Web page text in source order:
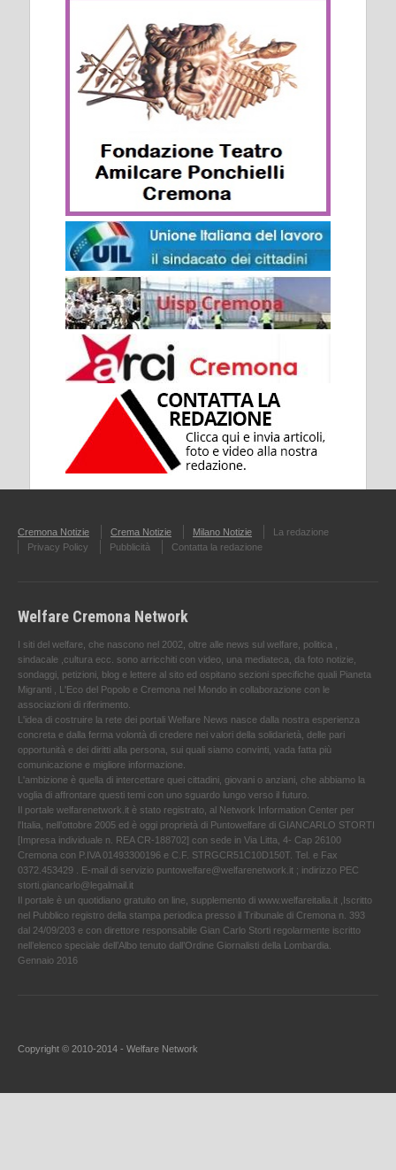
Cremona Notizie Crema Notizie Milano Notizie
La redazione
Privacy Policy
Pubblicità Contatta la redazione
Welfare Cremona Network
I siti del welfare, che nascono nel 2002, oltre alle news sul welfare, politica ,
sindacale ,cultura ecc. sono arricchiti con video, una mediateca, da foto notizie,
sondaggi, petizioni, blog e lettere al sito ed ospitano sezioni specifiche quali Pianeta
Migranti , L'Eco del Popolo e Cremona nel Mondo in collaborazione con le
associazioni di riferimento.
L'idea di costruire la rete dei portali Welfare News nasce dalla nostra esperienza
concreta e dalla ferma volontà di credere nei valori della solidarietà, delle pari
opportunità e dei diritti alla persona, sui quali siamo convinti, vada fatta più
comunicazione e migliore informazione.
L'ambizione è quella di intercettare quei cittadini, giovani o anziani, che abbiamo la
voglia di affrontare questi temi con uno sguardo lungo verso il futuro.
Il portale welfarenetwork.it è stato registrato, al Network Information Center per
l'Italia, nell’ottobre 2005 ed è oggi proprietà di Puntowelfare di GIANCARLO STORTI
[Impresa individuale n. REA CR-188702] con sede in Via Litta, 4- Cap 26100
Cremona con P.IVA 01493300196 e C.F. STRGCR51C10D150T. Tel. e Fax
0372.453429 . E-mail di servizio puntowelfare@welfarenetwork.it ; indirizzo PEC
storti.giancarlo@legalmail.it
Il portale è un quotidiano gratuito on line, supplemento di www.welfareitalia.it ,Iscritto
nel Pubblico registro della stampa periodica presso il Tribunale di Cremona n. 393
dal 24/09/203 e con direttore responsabile Gian Carlo Storti regolarmente iscritto
nell’elenco speciale dell’Albo tenuto dall’Ordine Giornalisti della Lombardia.
Gennaio 2016
Copyright © 2010-2014 - Welfare Network